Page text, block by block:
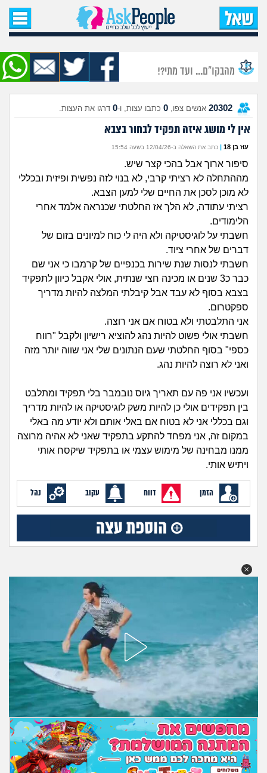
עמוד הבית
שאל שאלה
שאלות חדשות
שאלות שעוררו עניין
עצות חדשות
מה קורה כאן?
מתחם הטיפים
מדורים
זוגיות
היריון ולידה
הורות ומשפחה
מהבקו"ם... ועד מתי?!
לימודים וסטודנטים
עבודה וקריירה
חברים ואנשים
בית, שכנים ושותפים
מה שעובר עליי
פיננסי וכלכלה
בין הסדינים
חיות מחמד
יוקר המחיה
גאווה
חיפוש שאלות
הרשמה | התחברות
מהבקו"ם... ועד מתי?!
20302 אנשים צפו, 0 כתבו עצות, ו-0 דרגו את העצות.
אין לי מושג איזה תפקיד לבחור בצבא
עוז בן 18 | כתב את השאלה ב-12/04/26 בשעה 15:54
סיפור ארוך אבל בהכי קצר שיש.
מההתחלה לא רציתי קרבי, לא בנוי לזה נפשית ופיזית ובכללי
לא מוכן לסכן את החיים שלי למען הצבא.
רציתי עתודה, לא הלך אז החלטתי שכנראה אלמד אחרי
הלימודים.
חשבתי על לוגיסטיקה ולא היה לי כוח למיונים בזום של
דברים של אחרי ציוד.
חשבתי לנסות שנת שירות בכנפיים של קרמבו כי אני שם
כבר כ3 שנים או מכינה חצי שנתית, אולי אקבל כיוון לתפקיד
בצבא בסוף לא עבד אבל קיבלתי המלצה להיות מדריך
ספקטרום.
אני התלבטתי ולא בטוח אם אני רוצה.
חשבתי אולי פשוט להיות נהג להוציא רישיון ולקבל "רווח
כספי" בסוף החלטתי שעם הנתונים שלי אני שווה יותר מזה
ואני לא רוצה להיות נהג.
ועכשיו אני פה עם תאריך גיוס נובמבר בלי תפקיד ומתלבט
בין תפקידים אולי כן להיות משק לוגיסטיקה או להיות מדריך
וגם בכללי אני לא בטוח אם באלי אותם ולא יודע מה באלי
במקום זה, אני מפחד להתקע בתפקיד שאני לא אהיה מרוצה
ממנו מבחינה של מימוש עצמי או בתפקיד שיקסח אותי
ויתיש אותי.
הזמן דווח עקוב נהל